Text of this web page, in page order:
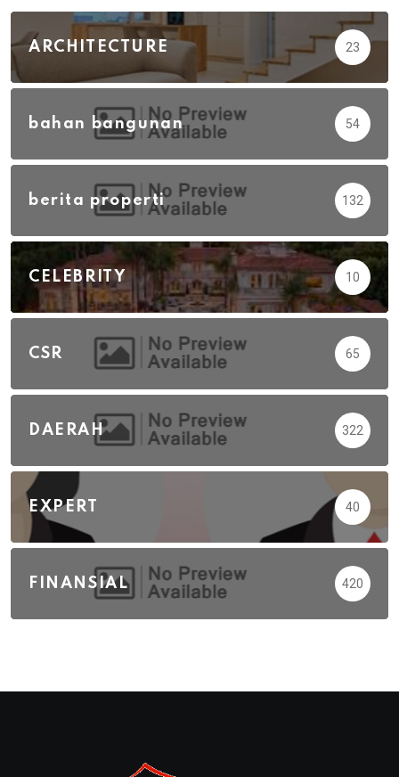
ARCHITECTURE 23
bahan bangunan 54
berita properti 132
CELEBRITY 10
CSR 65
DAERAH 322
EXPERT 40
FINANSIAL 420